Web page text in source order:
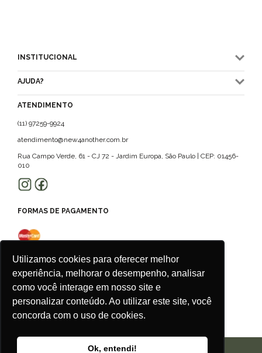
Utilizamos cookies para oferecer melhor
experiência, melhorar o desempenho, analisar
como você interage em nosso site e
personalizar conteúdo. Ao utilizar este site, você
concorda com o uso de cookies.
Ok, entendi!
INSTITUCIONAL
AJUDA?
ATENDIMENTO
(11) 97259-9924
atendimento@new4another.com.br
Rua Campo Verde, 61 - CJ 72 - Jardim Europa, São Paulo | CEP: 01456-
010
FORMAS DE PAGAMENTO